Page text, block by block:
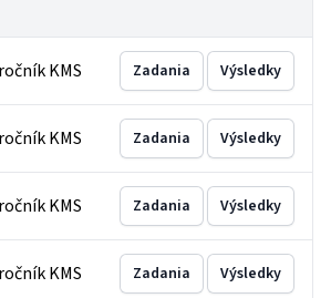
KMS Zadania Výsledky
KMS Zadania Výsledky
KMS Zadania Výsledky
KMS Zadania Výsledky